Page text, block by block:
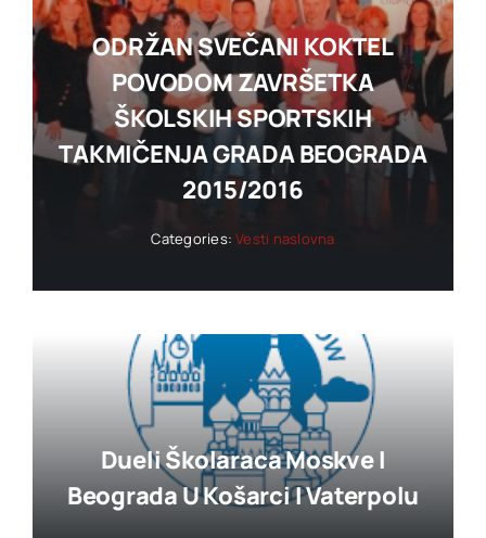
ODRŽAN SVEČANI KOKTEL
POVODOM ZAVRŠETKA
ŠKOLSKIH SPORTSKIH
TAKMIČENJA GRADA BEOGRADA
2015/2016
Categories:Vesti naslovna
Dueli Školaraca Moskve I
Beograda U Košarci I Vaterpolu